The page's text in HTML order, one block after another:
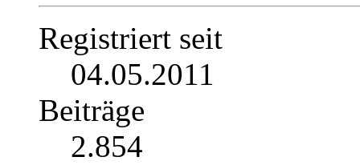
Registriert seit
04.05.2011
Beiträge
2.854